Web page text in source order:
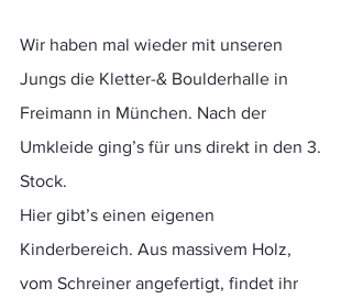
Wir haben mal wieder mit unseren
Jungs die Kletter-& Boulderhalle in
Freimann in München. Nach der
Umkleide ging’s für uns direkt in den 3.
Stock.
Hier gibt’s einen eigenen
Kinderbereich. Aus massivem Holz,
vom Schreiner angefertigt, findet ihr